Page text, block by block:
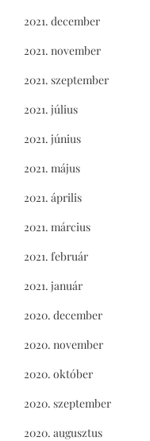
2021. december
2021. november
2021. szeptember
2021. július
2021. június
2021. május
2021. április
2021. március
2021. február
2021. január
2020. december
2020. november
2020. október
2020. szeptember
2020. augusztus